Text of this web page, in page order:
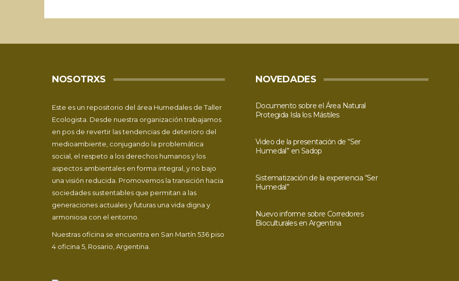
NOSOTRXS
Este es un repositorio del área Humedales deTaller
Ecologista . Desde nuestra organización trabajamos
en pos de revertir las tendencias de deterioro del
medioambiente, conjugando la problemática
social, el respeto a los derechos humanos y los
aspectos ambientales en forma integral, y no bajo
una visión reducida. Promovemos la transición hacia
sociedades sustentables que permitan a las
generaciones actuales y futuras una vida digna y
armoniosa con el entorno.
Nuestras oficina se encuentra en San Martín 536 piso
4 oficina 5, Rosario, Argentina.
NOVEDADES
Documento sobre el Área Natural
Protegida Isla los Mástiles
Video de la presentación de “Ser
Humedal” en Sadop
Sistematización de la experiencia “Ser
Humedal”
Nuevo informe sobre Corredores
Bioculturales en Argentina